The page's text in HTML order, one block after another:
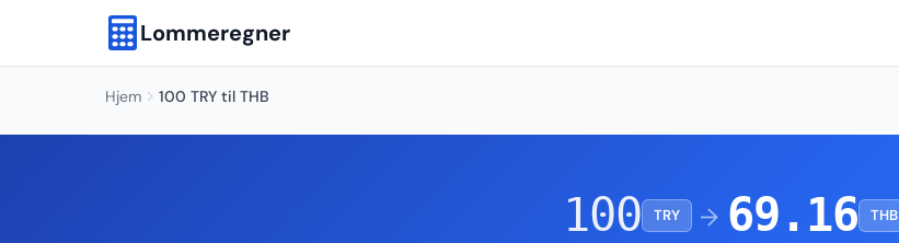
Lommeregner
Hjem 100 TRY til THB
100 TRY → 69.16 THB